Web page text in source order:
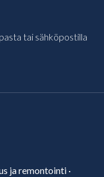
tai sähköpostilla
ja remontointi ·